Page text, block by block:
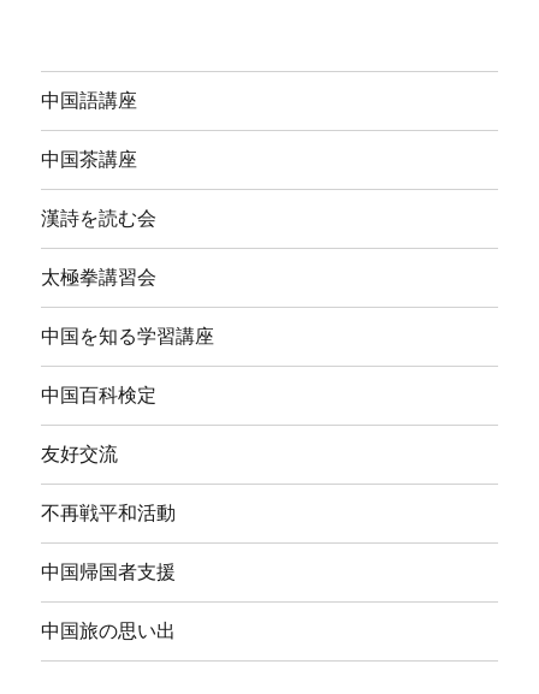
中国語講座
中国茶講座
漢詩を読む会
太極拳講習会
中国を知る学習講座
中国百科検定
友好交流
不再戦平和活動
中国帰国者支援
中国旅の思い出